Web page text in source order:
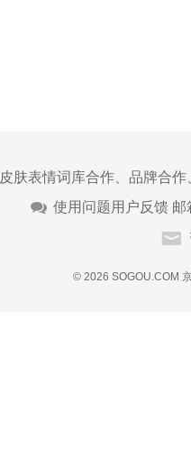
皮肤表情词库合作、品牌合
使用问题用户反馈 邮
© 2026 SOGOU.COM